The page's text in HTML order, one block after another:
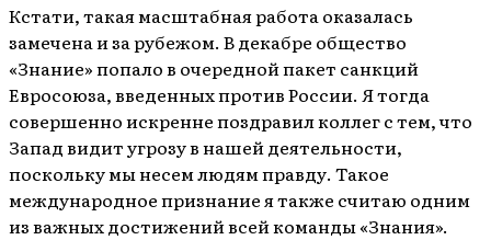
Кстати, такая масштабная работа оказалась
замечена и за рубежом. В декабре общество
«Знание» попало в очередной пакет санкций
Евросоюза, введенных против России. Я тогда
совершенно искренне поздравил коллег с тем, что
Запад видит угрозу в нашей деятельности,
поскольку мы несем людям правду. Такое
международное признание я также считаю одним
из важных достижений всей команды «Знания».